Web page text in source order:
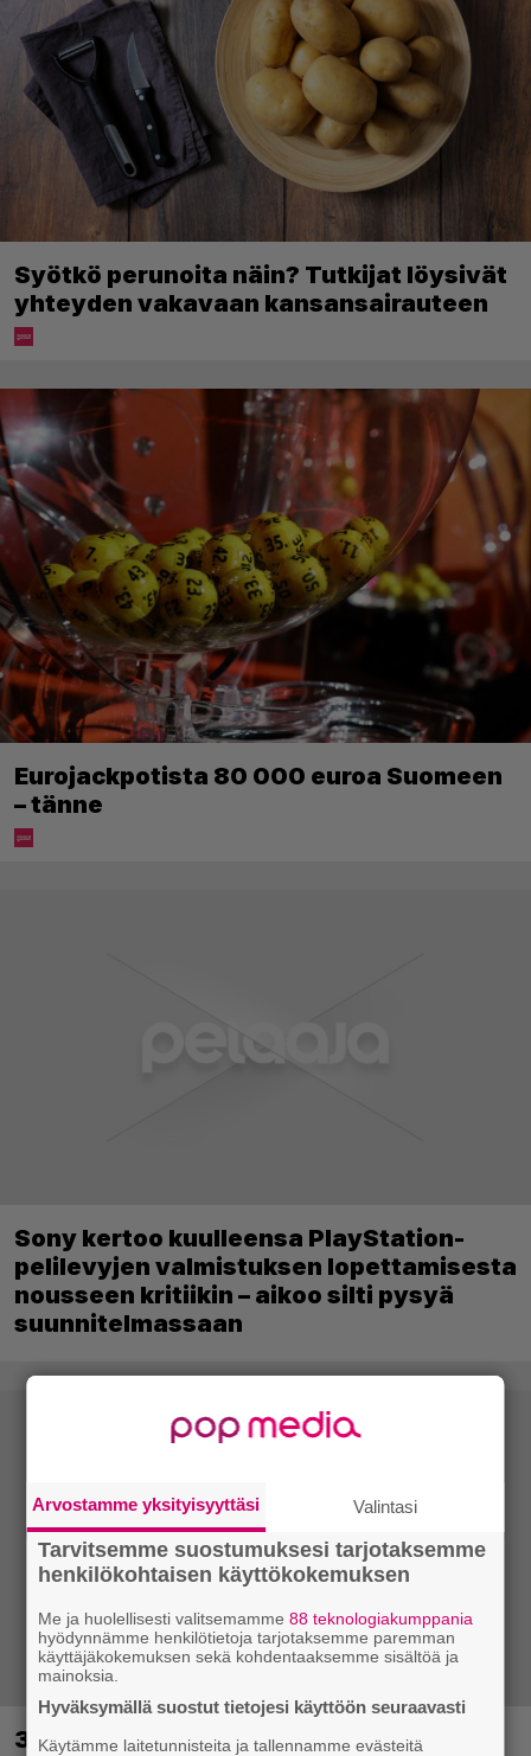
Syötkö perunoita näin? Tutkijat löysivät
yhteyden vakavaan kansansairauteen
Eurojackpotista 80 000 euroa Suomeen
– tänne
Sony kertoo kuulleensa PlayStation-
pelilevyjen valmistuksen lopettamisesta
nousseen kritiikin – aikoo silti pysyä
suunnitelmassaan
30-vuotias Quake sai uuden episodin
Arvostamme yksityisyyttäsi Valintasi
Tarvitsemme suostumuksesi tarjotaksemme
henkilökohtaisen käyttökokemuksen
Me ja huolellisesti valitsemamme88 teknologiakumppania
hyödynnämme henkilötietoja tarjotaksemme paremman
käyttäjäkokemuksen sekä kohdentaaksemme sisältöä ja
mainoksia.
Hyväksymällä suostut tietojesi käyttöön seuraavasti
Käytämme laitetunnisteita ja tallennamme evästeitä